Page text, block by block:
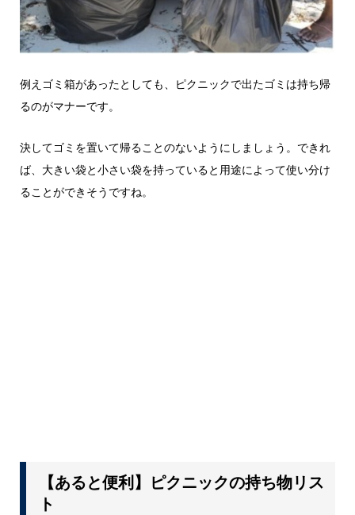
例えゴミ箱があったとしても、ピクニックで出たゴミは持ち帰
るのがマナーです。
決してゴミを置いて帰ることのないようにしましょう。できれ
ば、大きい袋と小さい袋を持っていると用途によって使い分け
ることができそうですね。
【あると便利】ピクニックの持ち物リス
ト